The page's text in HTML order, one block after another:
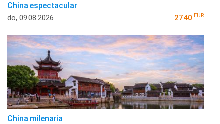
China espectacular
do, 09.08.2026 2740 EUR
China milenaria